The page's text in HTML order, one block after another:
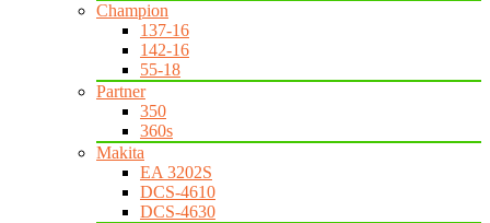
Champion
137-16
142-16
55-18
Partner
350
360s
Makita
EA 3202S
DCS-4610
DCS-4630